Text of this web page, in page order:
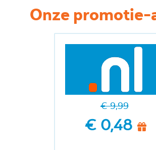
Onze promotie-
€ 9,99
€ 0,48